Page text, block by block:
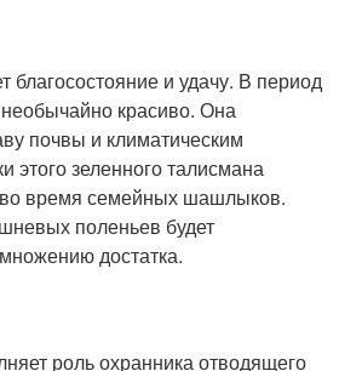
благосостояние и удачу. В период
красиво. Она
почвы и климатическим
этого зеленного талисмана
во время семейных шашлыков.
поленьев будет
достатка.
роль охранника отводящего